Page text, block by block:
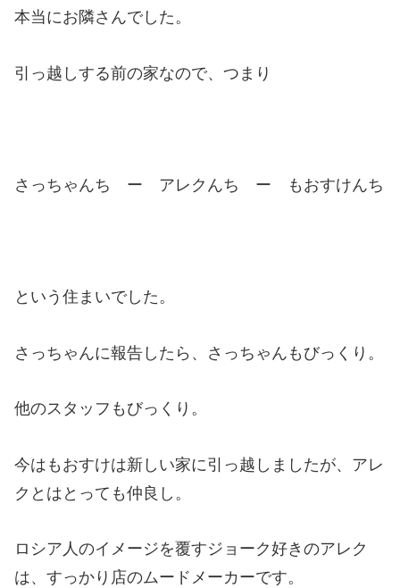
本当にお隣さんでした。
引っ越しする前の家なので、つまり
さっちゃんち ー アレクんち ー もおすけんち
という住まいでした。
さっちゃんに報告したら、さっちゃんもびっくり。
他のスタッフもびっくり。
今はもおすけは新しい家に引っ越しましたが、アレ
クとはとっても仲良し。
ロシア人のイメージを覆すジョーク好きのアレク
は、すっかり店のムードメーカーです。